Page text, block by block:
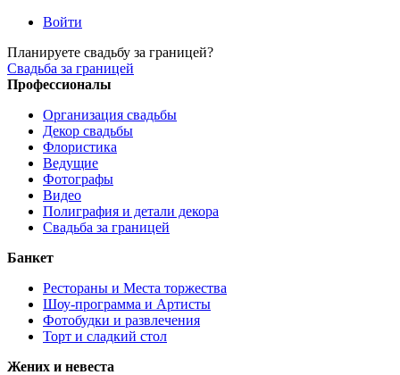
Войти
Планируете свадьбу за границей?
Свадьба за границей
Профессионалы
Организация свадьбы
Декор свадьбы
Флористика
Ведущие
Фотографы
Видео
Полиграфия и детали декора
Свадьба за границей
Банкет
Рестораны и Места торжества
Шоу-программа и Артисты
Фотобудки и развлечения
Торт и сладкий стол
Жених и невеста